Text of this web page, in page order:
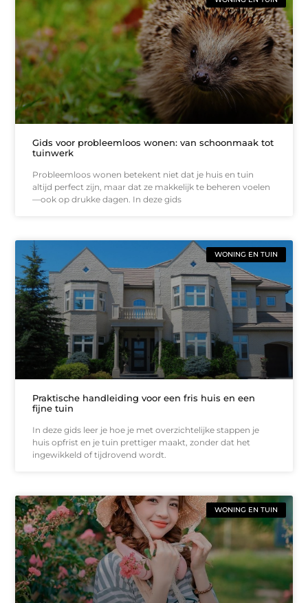
Gids voor probleemloos wonen: van schoonmaak tot
tuinwerk
Probleemloos wonen betekent niet dat je huis en tuin
altijd perfect zijn, maar dat ze makkelijk te beheren voelen
—ook op drukke dagen. In deze gids
WONING EN TUIN
Praktische handleiding voor een fris huis en een
fijne tuin
In deze gids leer je hoe je met overzichtelijke stappen je
huis opfrist en je tuin prettiger maakt, zonder dat het
ingewikkeld of tijdrovend wordt.
WONING EN TUIN